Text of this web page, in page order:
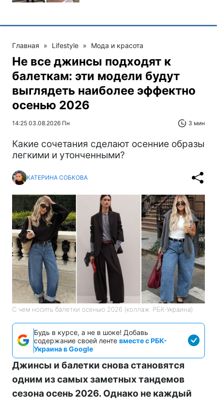
Главная » Lifestyle » Мода и красота
Не все джинсы подходят к
балеткам: эти модели будут
выглядеть наиболее эффектно
осенью 2026
14:25 03.08.2026 Пн 3 мин
Какие сочетания сделают осенние образы
легкими и утонченными?
КАТЕРИНА СОБКОВА
С чем носить балетки осенью 2026 (коллаж: РБК-Украина)
Будь в курсе, а не в шоке! Добавь
содержание своей ленте вместе с РБК-
Украина в Google
Джинсы и балетки снова становятся
одним из самых заметных тандемов
сезона осень 2026. Однако не каждый